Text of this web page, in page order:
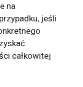
na
jeśli
całkowitej